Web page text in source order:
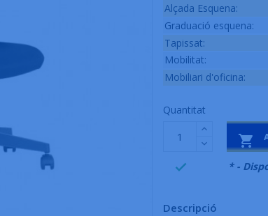
Alçada Esquena:
Graduació esquena:
Tapissat:
Mobilitat:
Mobiliari d'oficina:
Quantitat

 * -
Descripció